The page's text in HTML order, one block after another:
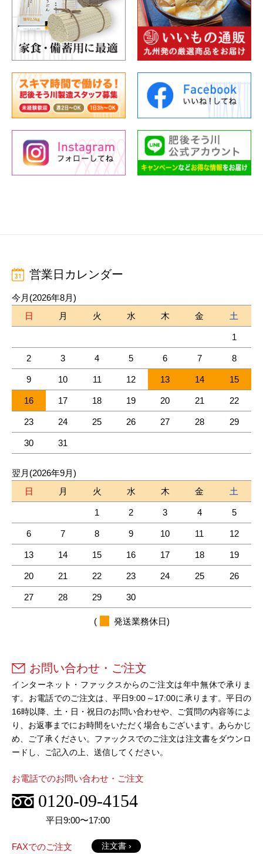
営業日カレンダー
今月(2026年8月)
日
月 火 水 木 金 土
1
2 3 4 5 6 7 8
9 10 11 12 13 14 15
16 17 18 19 20 21 22
23 24 25 26 27 28 29
30 31
翌月(2026年9月)
日
月 火 水 木 金 土
1 2 3 4 5
6 7 8 9 10 11 12
13 14 15 16 17 18 19
20 21 22 23 24 25 26
27 28 29 30
( 発送業務休日)
お問い合わせ・ご注文
インターネット・ファックスからのご注文は年中無休で承りま
す。お電話でのご注文は、平日9:00～17:00に承ります。平日の
16時以降、土・日・祝日のお問い合わせや、ご質問の内容等によ
り、お返事までにお時間をいただく場合もございます。あらかじ
め、ご了承ください。ファックスでのご注文は注文書をダウンロ
ードし、ご記入の上、送信してください。
お電話でのお問い合わせ・ご注文
0120-09-4154
平日9:00〜17:00
FAXでのご注文 注文書 ›